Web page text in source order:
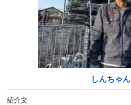
しんちゃん
紹介文